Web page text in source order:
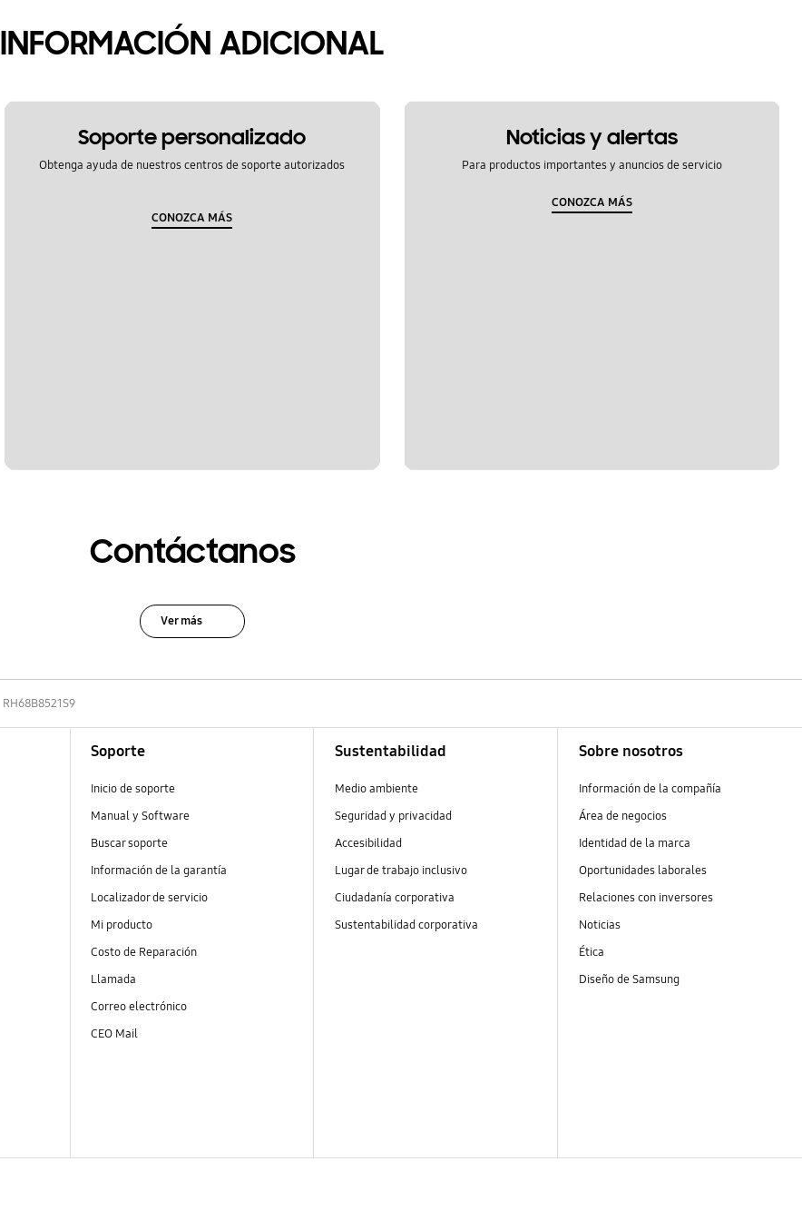
INFORMACIÓN ADICIONAL
Soporte personalizado
Obtenga ayuda de nuestros centros de soporte autorizados
CONOZCA MÁS
Noticias y alertas
Para productos importantes y anuncios de servicio
CONOZCA MÁS
Contáctanos
Ver más
RH68B8521S9
Soporte
Inicio de soporte
Manual y Software
Buscar soporte
Información de la garantía
Localizador de servicio
Mi producto
Costo de Reparación
Llamada
Correo electrónico
CEO Mail
Sustentabilidad
Medio ambiente
Seguridad y privacidad
Accesibilidad
Lugar de trabajo inclusivo
Ciudadanía corporativa
Sustentabilidad corporativa
Sobre nosotros
Información de la compañía
Área de negocios
Identidad de la marca
Oportunidades laborales
Relaciones con inversores
Noticias
Ética
Diseño de Samsung